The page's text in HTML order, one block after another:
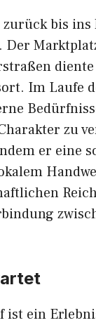
bis‌
Im Laufe
zu
er eine
ei‌n